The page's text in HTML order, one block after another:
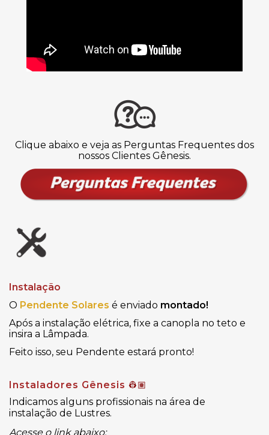
Clique abaixo e veja as Perguntas Frequentes dos
nossos Clientes Gênesis.
Instalação
O Pendente Solares é enviado montado!
Após a instalação elétrica, fixe a canopla no teto e
insira a Lâmpada.
Feito isso, seu Pendente estará pronto!
Instaladores Gênesis 👷🏽
Indicamos alguns profissionais na área de
instalação de Lustres.
Acesse o link abaixo: